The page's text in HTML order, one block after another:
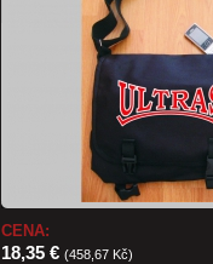
CENA:
18,35 € (458,67 Kč)